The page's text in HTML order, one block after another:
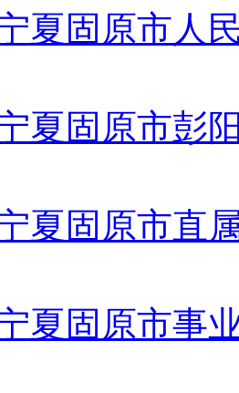
夏固原市人
夏固原市彭
夏固原市直
夏固原市事